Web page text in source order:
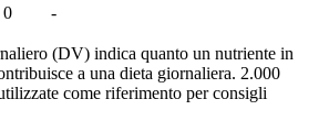
0 -
(DV) indica quanto un nutriente in
a una dieta giornaliera. 2.000
come riferimento per consigli